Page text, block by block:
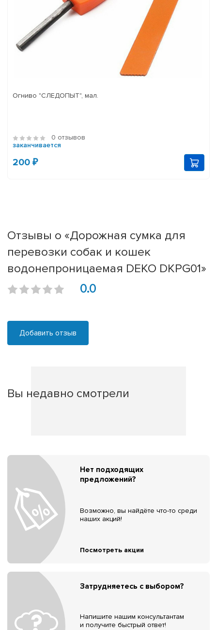
Огниво "СЛЕДОПЫТ", мал.
0 отзывов
заканчивается
200 ₽
Отзывы о «Дорожная сумка для
перевозки собак и кошек
водонепроницаемая DEKO DKPG01»
0.0
Добавить отзыв
Вы недавно смотрели
Нет подходящих
предложений?
Возможно, вы найдёте что-то среди
наших акций!
Посмотреть акции
Затрудняетесь с выбором?
Напишите нашим консультантам
и получите быстрый ответ!